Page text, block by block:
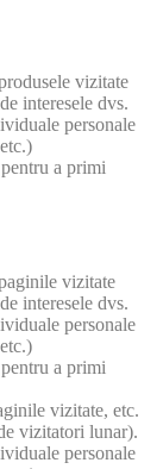
vizitate
interesele dvs.
personale
a primi
vizitate
interesele dvs.
personale
a primi
vizitate, etc.
vizitatori lunar).
personale